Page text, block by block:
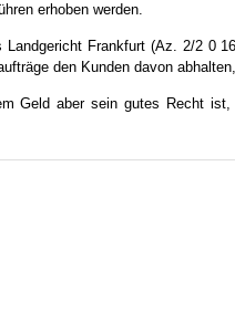
erhoben werden.
Frankfurt (Az. 2/2 0
den Kunden davon
Geld aber sein gutes Recht